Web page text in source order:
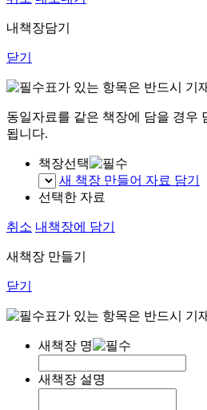
내책장담기
닫기
표가 있는 항목은 반드시 기
동일자료를 같은 책장에 담을 경우
됩니다.
책장선택
새 책장 만들어 자료 담기
선택한 자료
취소 내책장에 담기
새책장 만들기
닫기
표가 있는 항목은 반드시 기
새책장 명
새책장 설명